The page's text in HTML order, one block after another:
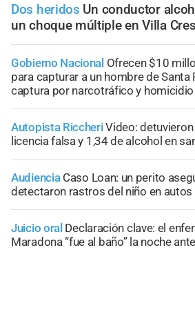
Dos heridos Un conductor
un choque múltiple en Villa
Gobierno Nacional Ofrecen $10
para capturar a un hombre de Santa
captura por narcotráfico y homicidio
Autopista RiccheriVideo:
licencia falsa y 1,34 de alcohol en
Audiencia Caso Loan: un perito
detectaron rastros del niño en
Juicio oral Declaración clave: el
Maradona “fue al baño” la noche